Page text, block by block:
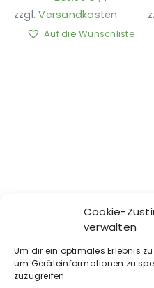
Cookie-
verwalten
Um dir ein optimales Erlebnis
um Geräteinformationen zu
zuzugreifen.
zzgl.Versandkosten
Auf die Wunschliste
Carr & Day & Martin
– Cornucrescine
Hufbalsam
17,99€
35,98€/ml
zzgl.Versandkosten